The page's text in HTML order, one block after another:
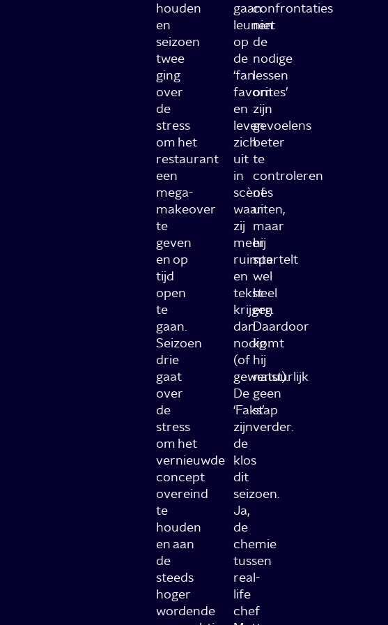
houden
en
seizoen
twee
ging
over
de
stress
om het
restaurant
een
mega-
makeover
te
geven
en op
tijd
open
te
gaan.
Seizoen
drie
gaat
over
de
stress
om het
vernieuwde
concept
overeind
te
houden
en aan
de
steeds
hoger
wordende
gaan
leunen
op
de
‘fan
favorites’
en
leven
zich
uit
in
scènes
waar
zij
meer
ruimte
en
tekst
krijgen
dan
nodig
(of
gewenst).
De
‘Faks’
zijn
de
klos
dit
seizoen.
Ja,
de
chemie
tussen
real-
life
chef
confrontaties
niet
de
nodige
lessen
om
zijn
gevoelens
beter
te
controleren
of
uiten,
maar
hij
spartelt
wel
heel
erg.
Daardoor
komt
hij
natuurlijk
geen
stap
verder.